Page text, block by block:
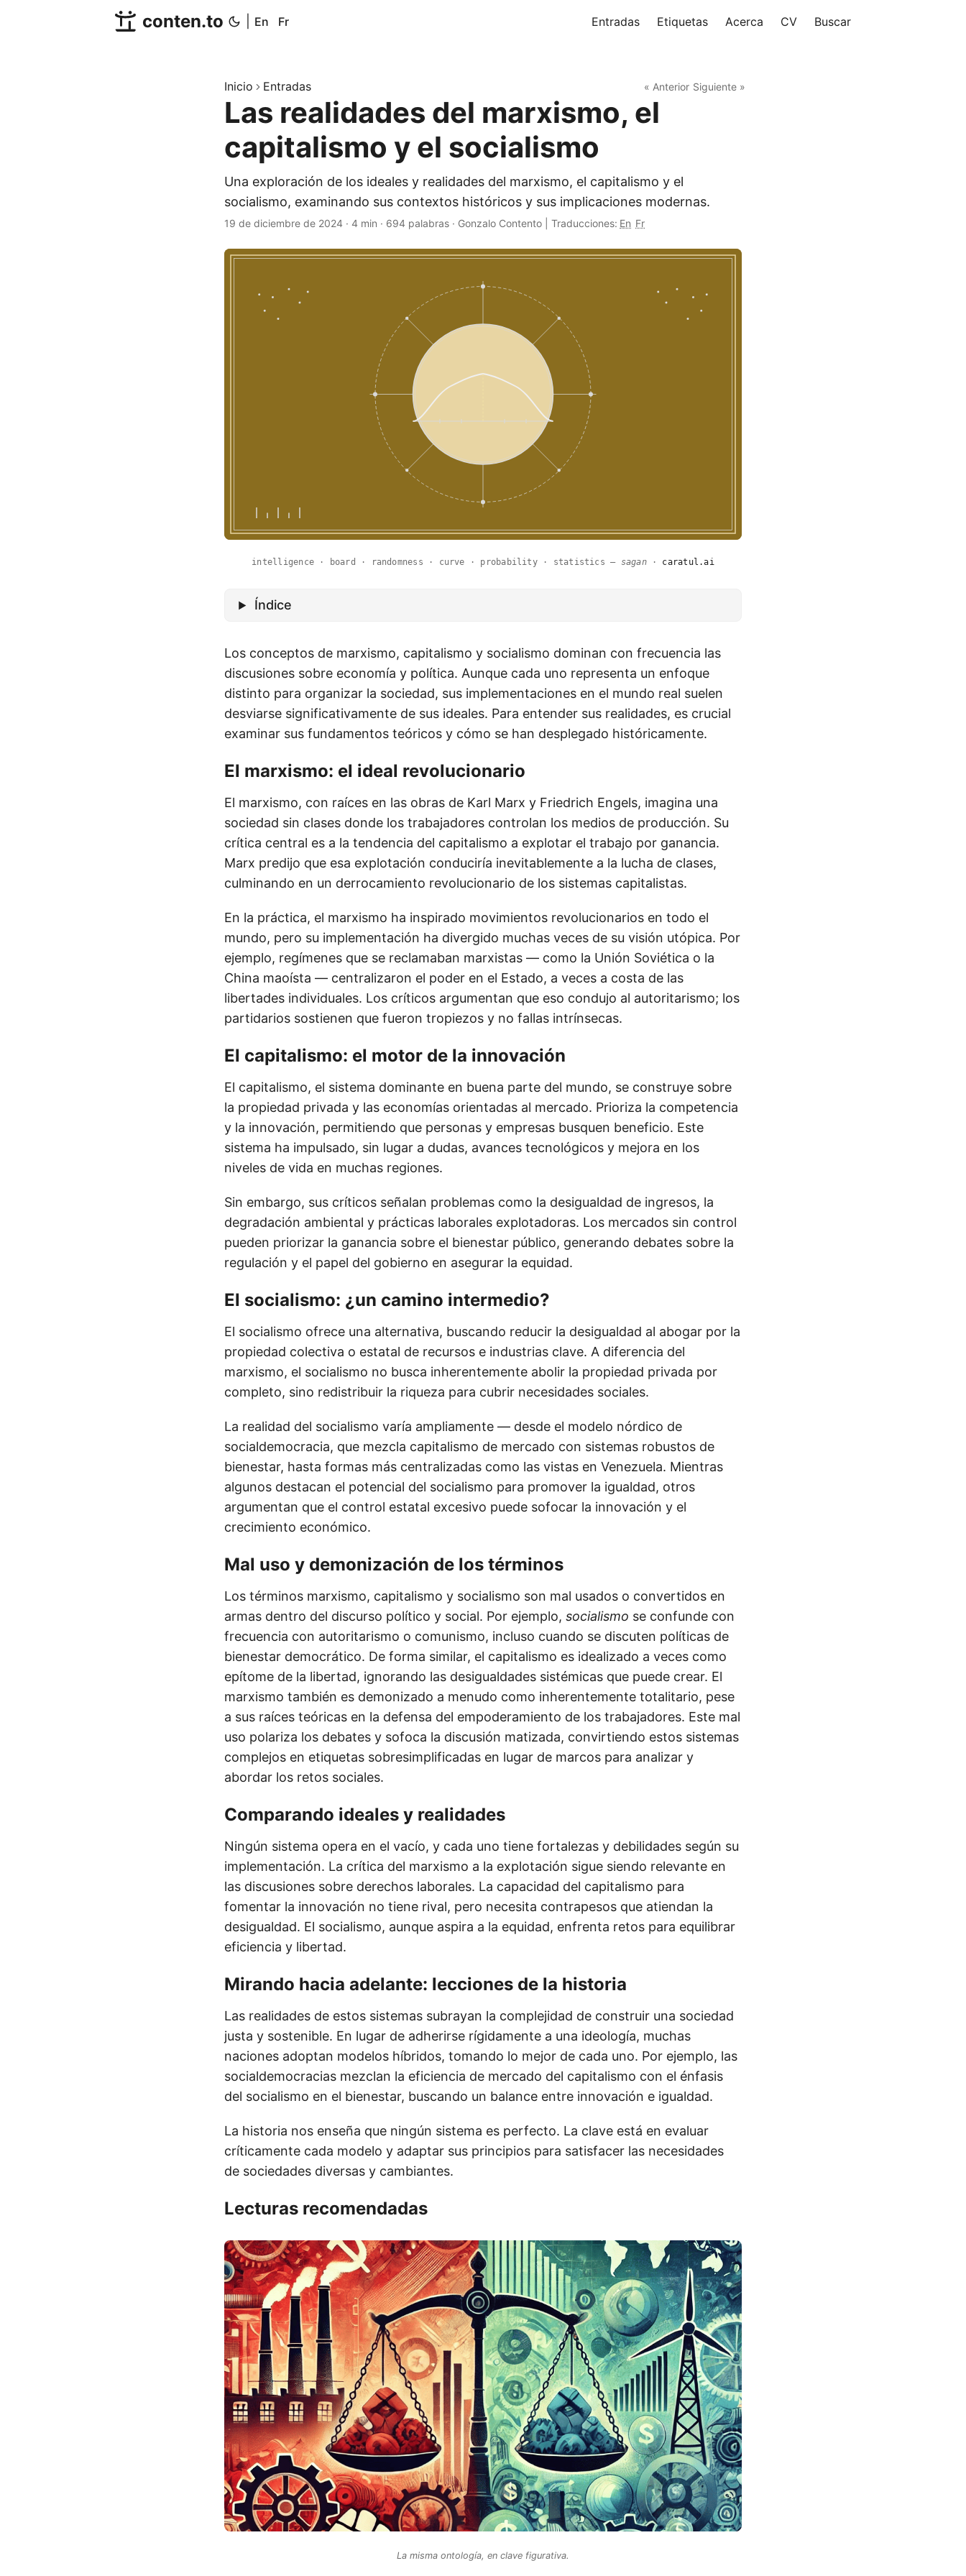
conten.to En Fr Entradas Etiquetas Acerca CV Buscar
Inicio Entradas « Anterior Siguiente »
Las realidades del marxismo, el
capitalismo y el socialismo
Una exploración de los ideales y realidades del marxismo, el capitalismo y el
socialismo, examinando sus contextos históricos y sus implicaciones modernas.
19 de diciembre de 2024 · 4 min · 694 palabras · Gonzalo Contento Traducciones: En Fr
intelligence · board · randomness · curve · probability · statistics — sagan· caratul.ai
Índice
Los conceptos de marxismo, capitalismo y socialismo dominan con frecuencia las
discusiones sobre economía y política. Aunque cada uno representa un enfoque
distinto para organizar la sociedad, sus implementaciones en el mundo real suelen
desviarse significativamente de sus ideales. Para entender sus realidades, es crucial
examinar sus fundamentos teóricos y cómo se han desplegado históricamente.
El marxismo: el ideal revolucionario
El marxismo, con raíces en las obras de Karl Marx y Friedrich Engels, imagina una
sociedad sin clases donde los trabajadores controlan los medios de producción. Su
crítica central es a la tendencia del capitalismo a explotar el trabajo por ganancia.
Marx predijo que esa explotación conduciría inevitablemente a la lucha de clases,
culminando en un derrocamiento revolucionario de los sistemas capitalistas.
En la práctica, el marxismo ha inspirado movimientos revolucionarios en todo el
mundo, pero su implementación ha divergido muchas veces de su visión utópica. Por
ejemplo, regímenes que se reclamaban marxistas — como la Unión Soviética o la
China maoísta — centralizaron el poder en el Estado, a veces a costa de las
libertades individuales. Los críticos argumentan que eso condujo al autoritarismo; los
partidarios sostienen que fueron tropiezos y no fallas intrínsecas.
El capitalismo: el motor de la innovación
El capitalismo, el sistema dominante en buena parte del mundo, se construye sobre
la propiedad privada y las economías orientadas al mercado. Prioriza la competencia
y la innovación, permitiendo que personas y empresas busquen beneficio. Este
sistema ha impulsado, sin lugar a dudas, avances tecnológicos y mejora en los
niveles de vida en muchas regiones.
Sin embargo, sus críticos señalan problemas como la desigualdad de ingresos, la
degradación ambiental y prácticas laborales explotadoras. Los mercados sin control
pueden priorizar la ganancia sobre el bienestar público, generando debates sobre la
regulación y el papel del gobierno en asegurar la equidad.
El socialismo: ¿un camino intermedio?
El socialismo ofrece una alternativa, buscando reducir la desigualdad al abogar por la
propiedad colectiva o estatal de recursos e industrias clave. A diferencia del
marxismo, el socialismo no busca inherentemente abolir la propiedad privada por
completo, sino redistribuir la riqueza para cubrir necesidades sociales.
La realidad del socialismo varía ampliamente — desde el modelo nórdico de
socialdemocracia, que mezcla capitalismo de mercado con sistemas robustos de
bienestar, hasta formas más centralizadas como las vistas en Venezuela. Mientras
algunos destacan el potencial del socialismo para promover la igualdad, otros
argumentan que el control estatal excesivo puede sofocar la innovación y el
crecimiento económico.
Mal uso y demonización de los términos
Los términos marxismo, capitalismo y socialismo son mal usados o convertidos en
armas dentro del discurso político y social. Por ejemplo, socialismo se confunde con
frecuencia con autoritarismo o comunismo, incluso cuando se discuten políticas de
bienestar democrático. De forma similar, el capitalismo es idealizado a veces como
epítome de la libertad, ignorando las desigualdades sistémicas que puede crear. El
marxismo también es demonizado a menudo como inherentemente totalitario, pese
a sus raíces teóricas en la defensa del empoderamiento de los trabajadores. Este mal
uso polariza los debates y sofoca la discusión matizada, convirtiendo estos sistemas
complejos en etiquetas sobresimplificadas en lugar de marcos para analizar y
abordar los retos sociales.
Comparando ideales y realidades
Ningún sistema opera en el vacío, y cada uno tiene fortalezas y debilidades según su
implementación. La crítica del marxismo a la explotación sigue siendo relevante en
las discusiones sobre derechos laborales. La capacidad del capitalismo para
fomentar la innovación no tiene rival, pero necesita contrapesos que atiendan la
desigualdad. El socialismo, aunque aspira a la equidad, enfrenta retos para equilibrar
eficiencia y libertad.
Mirando hacia adelante: lecciones de la historia
Las realidades de estos sistemas subrayan la complejidad de construir una sociedad
justa y sostenible. En lugar de adherirse rígidamente a una ideología, muchas
naciones adoptan modelos híbridos, tomando lo mejor de cada uno. Por ejemplo, las
socialdemocracias mezclan la eficiencia de mercado del capitalismo con el énfasis
del socialismo en el bienestar, buscando un balance entre innovación e igualdad.
La historia nos enseña que ningún sistema es perfecto. La clave está en evaluar
críticamente cada modelo y adaptar sus principios para satisfacer las necesidades
de sociedades diversas y cambiantes.
Lecturas recomendadas
La misma ontología, en clave figurativa.